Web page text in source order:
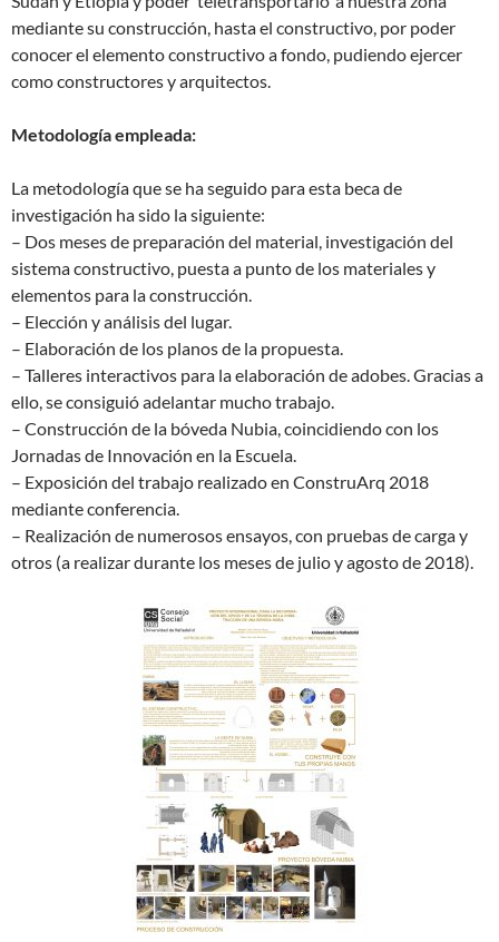
mediante su construcción, hasta el constructivo, por poder
conocer el elemento constructivo a fondo, pudiendo ejercer
como constructores y arquitectos.
Metodología empleada:
La metodología que se ha seguido para esta beca de
investigación ha sido la siguiente:
– Dos meses de preparación del material, investigación del
sistema constructivo, puesta a punto de los materiales y
elementos para la construcción.
– Elección y análisis del lugar.
– Elaboración de los planos de la propuesta.
– Talleres interactivos para la elaboración de adobes. Gracias a
ello, se consiguió adelantar mucho trabajo.
– Construcción de la bóveda Nubia, coincidiendo con los
Jornadas de Innovación en la Escuela.
– Exposición del trabajo realizado en ConstruArq 2018
mediante conferencia.
– Realización de numerosos ensayos, con pruebas de carga y
otros (a realizar durante los meses de julio y agosto de 2018).